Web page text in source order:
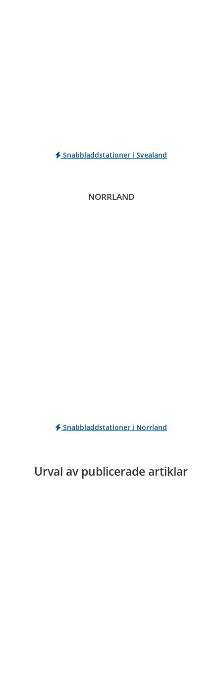
Snabbladdstationer i Svealand
NORRLAND
Snabbladdstationer i Norrland
Urval av publicerade artiklar